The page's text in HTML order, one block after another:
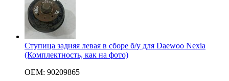
Ступица задняя левая в сборе б/у для Daewoo Nexia
(Комплектность, как на фото)
OEM: 90209865